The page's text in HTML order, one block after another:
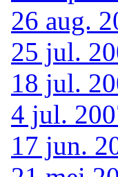
26 aug.
25 jul.
18 jul.
4 jul.
17 jun.